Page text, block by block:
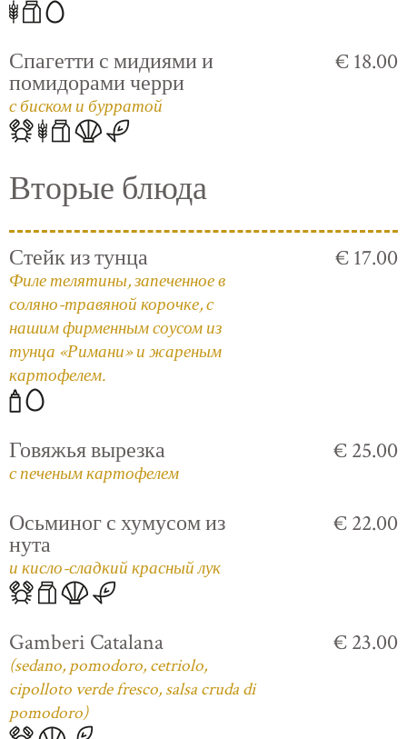
Спагетти с мидиями и
помидорами черри
с биском и бурратой
€ 18.00
Вторые блюда
Стейк из тунца
Филе телятины, запеченное в
соляно-травяной корочке, с
нашим фирменным соусом из
тунца «Римани» и жареным
картофелем.
€ 17.00
Говяжья вырезка
с печеным картофелем
€ 25.00
Осьминог с хумусом из
нута
и кисло-сладкий красный лук
€ 22.00
Gamberi Catalana
(sedano, pomodoro, cetriolo,
cipolloto verde fresco, salsa cruda di
pomodoro)
€ 23.00